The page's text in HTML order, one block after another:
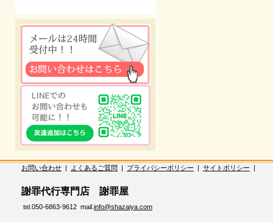
お問い合わせ | よくあるご質問 | プライバシーポリシー | サイトポリシー |
謝罪代行専門店 謝罪屋
tel.050-6863-9612 mail. info@shazaiya.com